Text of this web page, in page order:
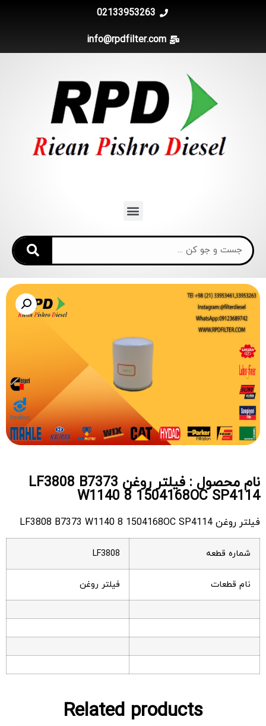
02133953263
info@rpdfilter.com
نام محصول : فیلتر روغن LF3808 B7373
W1140 8 1504168OC SP4114
فیلتر روغن LF3808 B7373 W1140 8 1504168OC SP4114
شماره قطعه LF3808
نام قطعات فیلتر روغن
Related products